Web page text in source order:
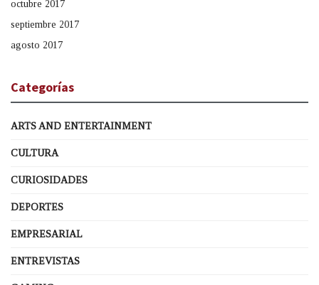
octubre 2017
septiembre 2017
agosto 2017
Categorías
ARTS AND ENTERTAINMENT
CULTURA
CURIOSIDADES
DEPORTES
EMPRESARIAL
ENTREVISTAS